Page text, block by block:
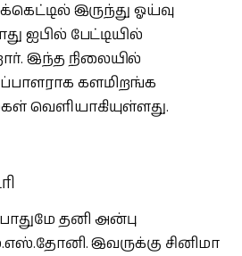
இருந்து ஓய்வு
ஐபில் பேட்டியில்
இந்த நிலையில்
களமிறங்க
வெளியாகியுள்ளது.
தனி அன்பு
இவருக்கு சினிமா